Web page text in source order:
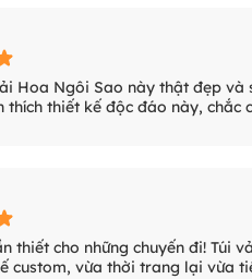
Hoa Ngôi Sao này thật đẹp
thích thiết kế độc đáo này, chắc
thiết cho những chuyến đi! Túi
custom, vừa thời trang lại vừa